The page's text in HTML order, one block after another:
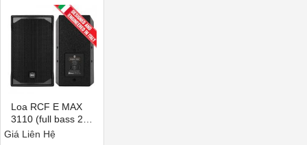
Loa RCF E MAX
3110 (full bass 25,
designed and
Giá Liên Hệ